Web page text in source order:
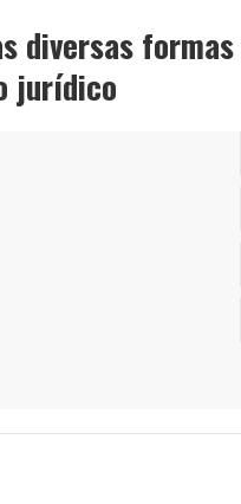
diversas formas
jurídico